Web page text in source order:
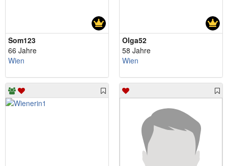
Som123
66 Jahre
Wien
Olga52
58 Jahre
Wien